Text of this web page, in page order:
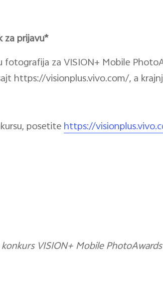
za prijavu*
fotografija za VISION+ Mobile
https://visionplus.vivo.com/, a
posetitehttps://
VISION+ Mobile